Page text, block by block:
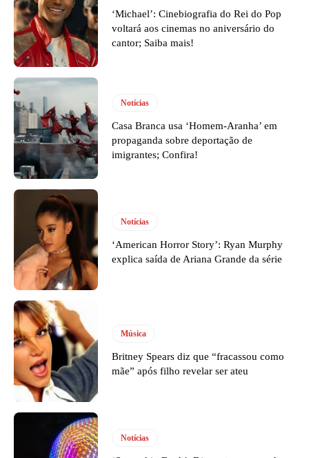
‘Michael’: Cinebiografia do Rei do Pop
voltará aos cinemas no aniversário do
cantor; Saiba mais!
Notícias
Casa Branca usa ‘Homem-Aranha’ em
propaganda sobre deportação de
imigrantes; Confira!
Notícias
‘American Horror Story’: Ryan Murphy
explica saída de Ariana Grande da série
Música
Britney Spears diz que “fracassou como
mãe” após filho revelar ser ateu
Notícias